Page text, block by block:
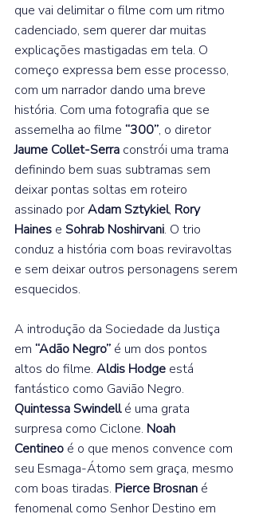
que vai delimitar o filme com um ritmo
cadenciado, sem querer dar muitas
explicações mastigadas em tela. O
começo expressa bem esse processo,
com um narrador dando uma breve
história. Com uma fotografia que se
assemelha ao filme “300”, o diretor
Jaume Collet-Serra constrói uma trama
definindo bem suas subtramas sem
deixar pontas soltas em roteiro
assinado por Adam Sztykiel, Rory
Haines e Sohrab Noshirvani. O trio
conduz a história com boas reviravoltas
e sem deixar outros personagens serem
esquecidos.
A introdução da Sociedade da Justiça
em “Adão Negro” é um dos pontos
altos do filme. Aldis Hodge está
fantástico como Gavião Negro.
Quintessa Swindell é uma grata
surpresa como Ciclone. Noah
Centineo é o que menos convence com
seu Esmaga-Átomo sem graça, mesmo
com boas tiradas. Pierce Brosnan é
fenomenal como Senhor Destino em